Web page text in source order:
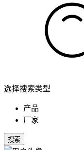
选择搜索类型
产品
厂家
搜索